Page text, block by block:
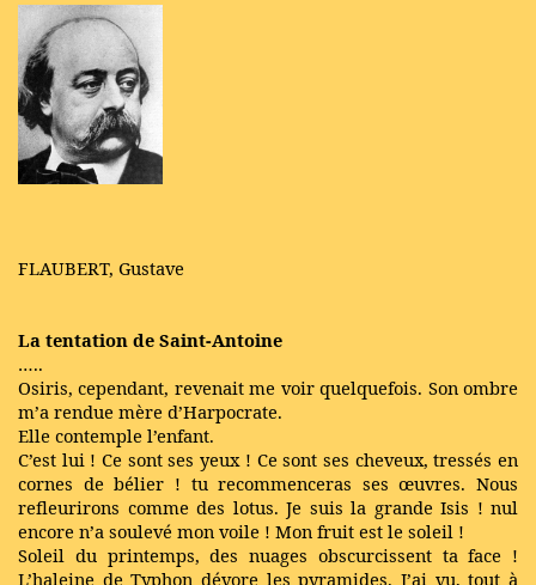
FLAUBERT, Gustave
La tentation de Saint-Antoine
…..
Osiris, cependant, revenait me voir quelquefois. Son ombre
m’a rendue mère d’Harpocrate.
Elle contemple l’enfant.
C’est lui ! Ce sont ses yeux ! Ce sont ses cheveux, tressés en
cornes de bélier ! tu recommenceras ses œuvres. Nous
refleurirons comme des lotus. Je suis la grande Isis ! nul
encore n’a soulevé mon voile ! Mon fruit est le soleil !
Soleil du printemps, des nuages obscurcissent ta face !
L’haleine de Typhon dévore les pyramides. J’ai vu, tout à